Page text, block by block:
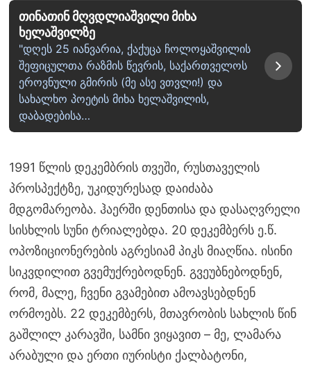
თინათინ მღვდლიაშვილი მიხა
ხელაშვილზე
"დღეს 25 იანვარია, ქაქუცა ჩოლოყაშვილის
შეფიცულთა რაზმის წევრის, საქართველოს
ეროვნული გმირის (მე ასე ვთვლი!) და
სახალხო პოეტის მიხა ხელაშვილის,
დაბადებისა…
1991 წლის დეკემბრის თვეში, რუსთაველის
პროსპექტზე, უკიდურესად დაიძაბა
მდგომარეობა. ჰაერში დენთისა და დასაღვრელი
სისხლის სუნი ტრიალებდა. 20 დეკემბერს ე.წ.
ოპოზიციონერების აგრესიამ პიკს მიაღწია. ისინი
სიკვდილით გვემუქრებოდნენ. გვეუბნებოდნენ,
რომ, მალე, ჩვენი გვამებით ამოავსებდნენ
ორმოებს. 22 დეკემბერს, მთავრობის სახლის წინ
გაშლილ კარავში, სამნი ვიყავით – მე, ლამარა
არაბული და ერთი იურისტი ქალბატონი,